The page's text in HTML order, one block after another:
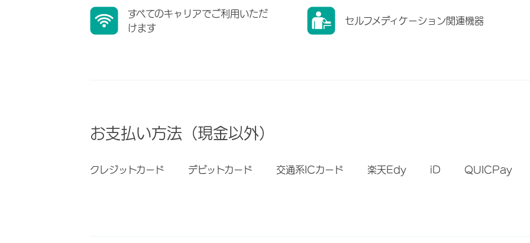
すべてのキャリアでご利用いただ
けます
セルフメディケーション関連機器
お支払い方法（現金以外）
クレジットカード デビットカード 交通系ICカード 楽天Edy iD QUICPay